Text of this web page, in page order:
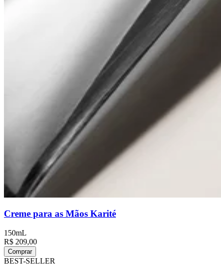
Creme para as Mãos Karité
150mL
R$ 209,00
Comprar
BEST-SELLER